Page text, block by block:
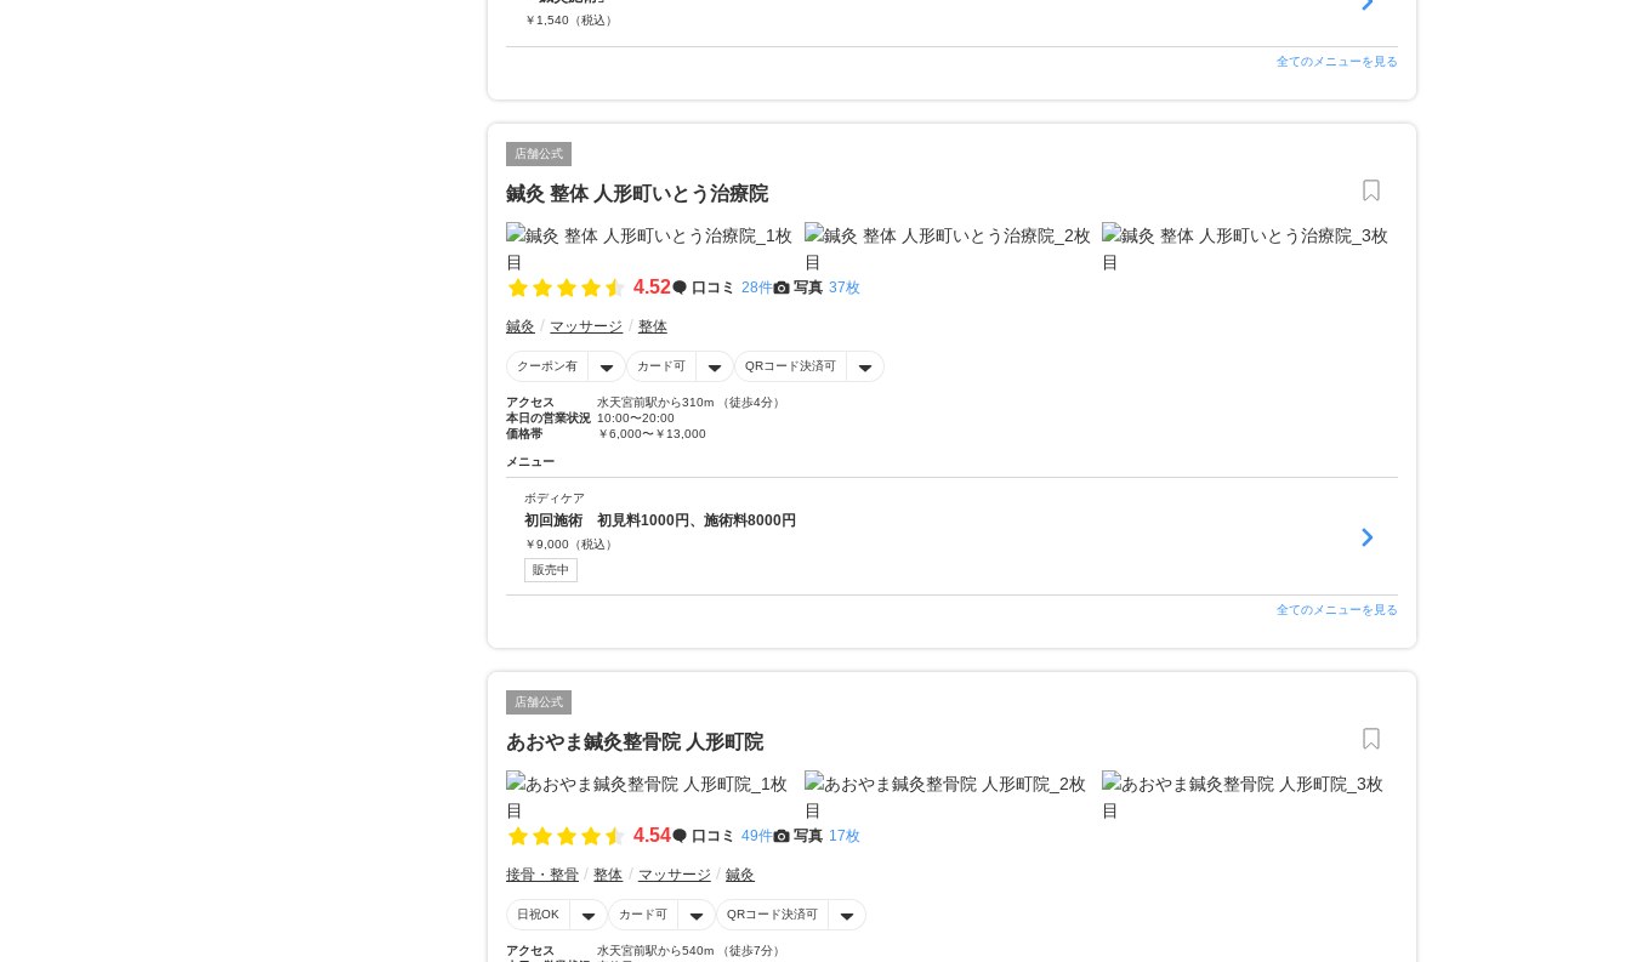
￥ 1,540 （税込）
全てのメニューを見る
店舗公式
鍼灸 整体 人形町いとう治療院
4.52 口コミ 28件 写真 37枚
鍼灸 マッサージ 整体
クーポン有 カード可 QRコード決済可
アクセス
水天宮前駅から310m （徒歩4分）
本日の営業状況 10:00〜20:00
価格帯
￥6,000〜￥13,000
メニュー
ボディケア
初回施術 初見料1000円、施術料8000円
￥9,000 （税込）
販売中
全てのメニューを見る
店舗公式
あおやま鍼灸整骨院 人形町院
4.54 口コミ 49件 写真 17枚
接骨・整骨 整体 マッサージ 鍼灸
日祝OK カード可 QRコード決済可
アクセス
水天宮前駅から540m （徒歩7分）